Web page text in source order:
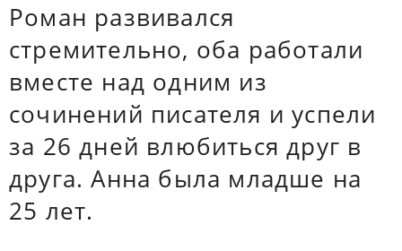
Роман развивался
стремительно, оба работали
вместе над одним из
сочинений писателя и успели
за 26 дней влюбиться друг в
друга. Анна была младше на
25 лет.